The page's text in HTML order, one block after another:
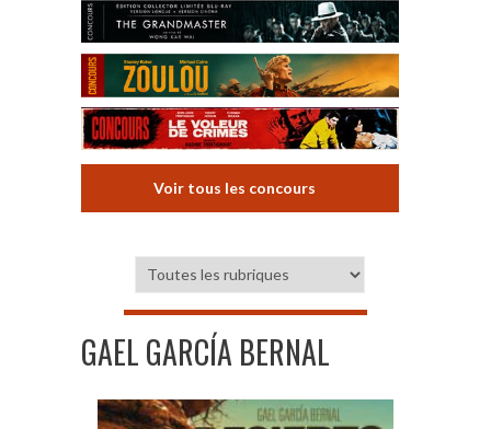
Voir tous les concours
GAEL GARCÍA BERNAL